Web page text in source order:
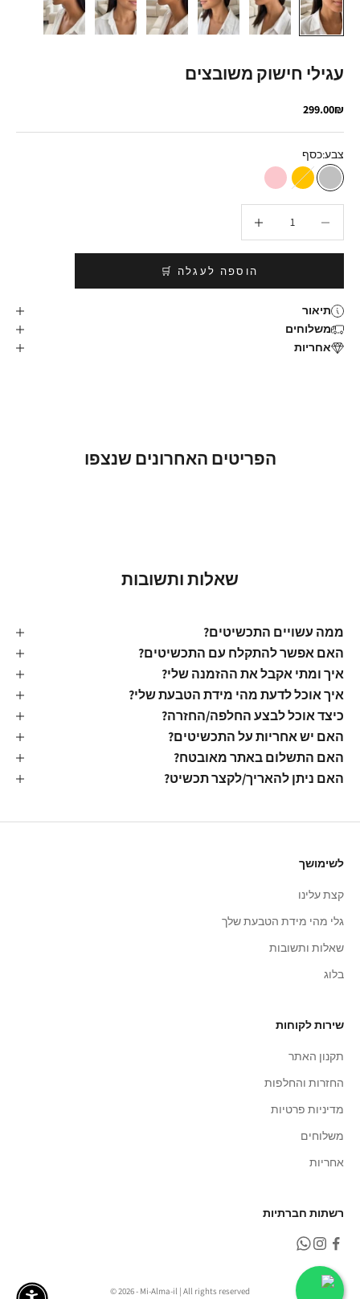
עגילי חישוק משובצים
מחיר מבצע
299.00₪
צבע:כסף
כסף זהב
רוז גולד
הוספה לעגלה 🛒
תיאור
משלוחים
אחריות
הפריטים האחרונים שנצפו
שאלות ותשובות
ממה עשויים התכשיטים?
האם אפשר להתקלח עם התכשיטים?
איך ומתי אקבל את ההזמנה שלי?
איך אוכל לדעת מהי מידת הטבעת שלי?
כיצד אוכל לבצע החלפה/החזרה?
האם יש אחריות על התכשיטים?
האם התשלום באתר מאובטח?
האם ניתן להאריך/לקצר תכשיט?
לשימושך
קצת עלינו
גלי מהי מידת הטבעת שלך
שאלות ותשובות
בלוג
שירות לקוחות
תקנון האתר
החזרות והחלפות
מדיניות פרטיות
משלוחים
אחריות
רשתות חברתיות
© 2026 - Mi-Alma-il | All rights reserved